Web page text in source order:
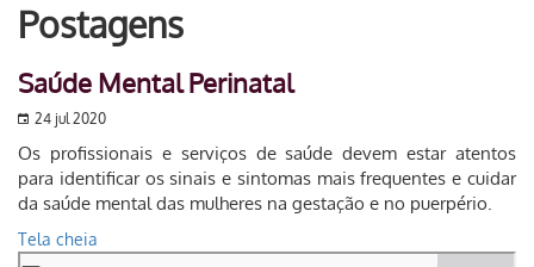
Postagens
Saúde Mental Perinatal
24 jul 2020
Os profissionais e serviços de saúde devem estar atentos
para identificar os sinais e sintomas mais frequentes e cuidar
da saúde mental das mulheres na gestação e no puerpério.
Tela cheia
Skip